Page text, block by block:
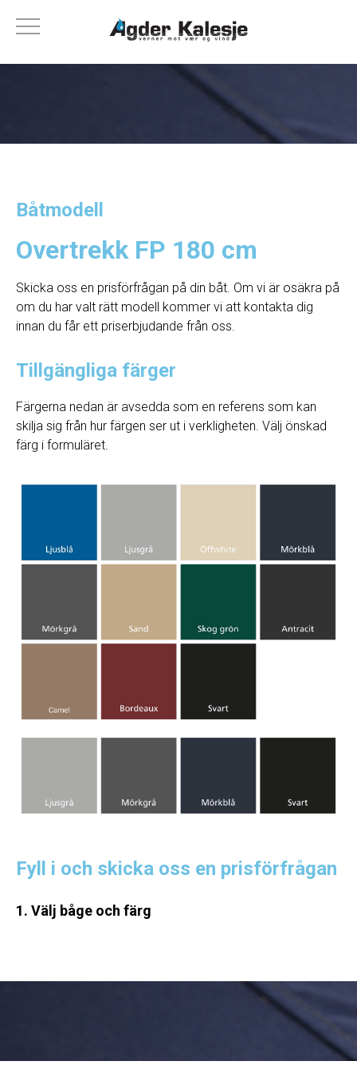
Båtmodell
Overtrekk FP 180 cm
Skicka oss en prisförfrågan på din båt. Om vi ​​är osäkra på
om du har valt rätt modell kommer vi att kontakta dig
innan du får ett priserbjudande från oss.
Tillgängliga färger
Färgerna nedan är avsedda som en referens som kan
skilja sig från hur färgen ser ut i verkligheten. Välj önskad
färg i formuläret.
Fyll i och skicka oss en prisförfrågan
1. Välj båge och färg